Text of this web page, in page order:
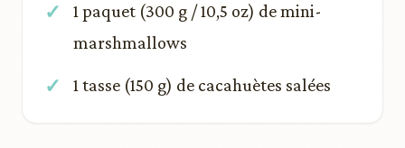
1 paquet (300 g / 10,5 oz) de mini-
marshmallows
1 tasse (150 g) de cacahuètes salées